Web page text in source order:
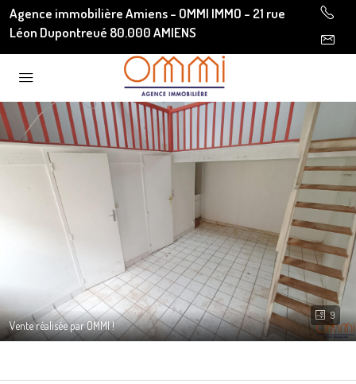
Agence immobilière Amiens - OMMI IMMO - 21 rue
Léon Dupontreué 80.000 AMIENS
9
Vente réalisée par OMMI !